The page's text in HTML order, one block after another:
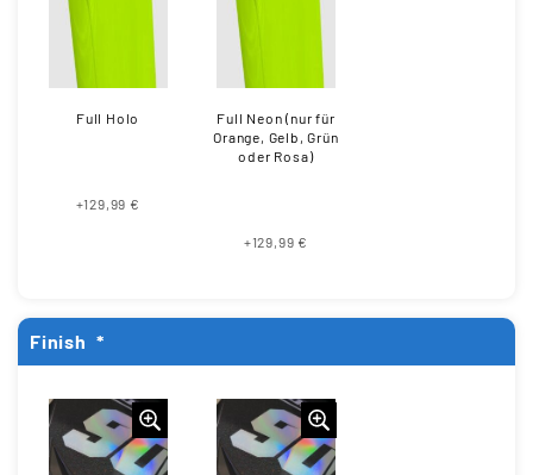
Full Holo
+129,99 €
Full Neon (nur für
Orange, Gelb, Grün
oder Rosa)
+129,99 €
Finish *